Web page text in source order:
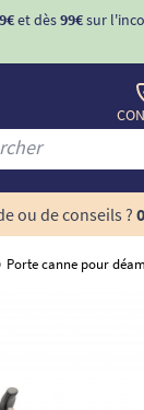
et dès99€sur
ou de conseils ?
Porte canne pour